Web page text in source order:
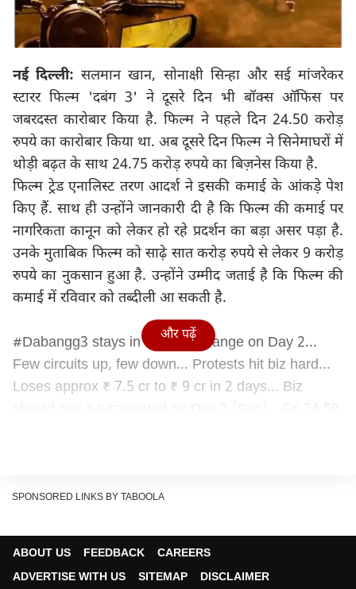
नई दिल्ली: सलमान खान, सोनाक्षी सिन्हा और सई मांजरेकर
स्टारर फिल्म 'दबंग 3' ने दूसरे दिन भी बॉक्स ऑफिस पर
जबरदस्त कारोबार किया है. फिल्म ने पहले दिन 24.50 करोड़
रुपये का कारोबार किया था. अब दूसरे दिन फिल्म ने सिनेमाघरों में
थोड़ी बढ़त के साथ 24.75 करोड़ रुपये का बिज़नेस किया है.
फिल्म ट्रेड एनालिस्ट तरण आदर्श ने इसकी कमाई के आंकड़े पेश
किए हैं. साथ ही उन्होंने जानकारी दी है कि फिल्म की कमाई पर
नागरिकता कानून को लेकर हो रहे प्रदर्शन का बड़ा असर पड़ा है.
उनके मुताबिक फिल्म को साढ़े सात करोड़ रुपये से लेकर 9 करोड़
रुपये का नुकसान हुआ है. उन्होंने उम्मीद जताई है कि फिल्म की
कमाई में रविवार को तब्दीली आ सकती है.
#Dabangg3 stays in the same range on Day 2...
Few circuits up, few down... Protests hit biz hard...
Loses approx ₹ 7.5 cr to ₹ 9 cr in 2 days... Biz
2019
और पढ़ें
SPONSORED LINKS BY TABOOLA
ABOUT US FEEDBACK
CAREERS
ADVERTISE WITH US
SITEMAP DISCLAIMER